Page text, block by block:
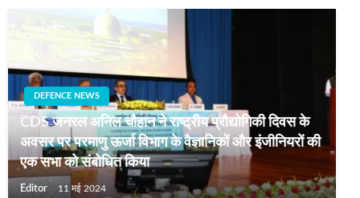
DEFENCE NEWS
CDS जनरल अनिल चौहान ने राष्ट्रीय प्रौद्योगिकी दिवस के
अवसर पर परमाणु ऊर्जा विभाग के वैज्ञानिकों और इंजीनियरों की
एक सभा को संबोधित किया
Editor 11 मई 2024